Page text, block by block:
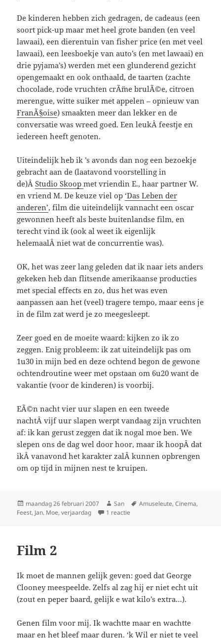
De kinderen hebben zich gedragen, de cadeaus (een
soort pick-up maar met heel grote banden (en veel
lawaai), een dierentuin van fisher price (en met veel
lawaai), een leesboekje van auto’s (en met lawaai) en
drie pyjama’s) werden met een glunderend gezicht
opengemaakt en ook onthaald, de taarten (zachte
chocolade, rode vruchten crÃ¨me brulÃ©e, citroen
merengue, witte suiker met appelen – opnieuw van
FranÃ§oise) smaakten meer dan lekker en de
conversatie was wreed goed. Een leukÂ feestje en
iedereen heeft genoten.
Uiteindelijk heb ik ’s avonds dan nog een bezoekje
gebracht aan de (laatavond voorstelling in
de)ÂStudio Skoopmet vriendin E., haar partner W.
en vriend M. De keuze viel op ‘Das Leben der
anderen’, film die uiteindelijk vannacht een oscar
gewonnen heeft als beste buitenlandse film, en
terecht vind ik (ook al weet ik eigenlijk
helemaalÂ niet wat de concurrentie was).
OK, het was zeer lang geleden dat ik naar iets anders
gekeken heb dan flitsende amerikaanse producties
met special effects en zo, dus het was even
aanpassen aan het (veel) tragere tempo, maar eens je
in de film zat werd je zo meegesleept.
Zeer goed en de moeite waard: kijken zo ik zo
zeggen. Enig probleem: ik zat uiteindelijk pas om
1u30 in mijn bed en deze ochtend begon de gewone
ochtendroutine weer met opstaan om 6u20 want de
vakantie (voor de kinderen) is voorbij.
EÃ©n nacht vier uur slapen en een tweede
nachtÂ vijf uur slapen werpt vandaag zijn vruchten
af: ik kan gerust zeggen dat ik nogal moe ben. We
slepen ons de dag wel door hoor, maar ik hoopÂ dat
ikÂ vanavond het karakter zalÂ kunnen opbrengen
om op tijd in mijnen nest te kruipen.
Geplaatst
op
maandag 26 februari 2007 Auteur
San Tags
Amuseleute,Cinema,
Feest, Jan, Moe,verjaardag 1 reactie
Film 2
Ik moet de mannen gelijk geven: goed dat George
Clooney meespeelde. Zelfs al zag hij er niet echt uit
(zout en peper baard, gelijk e wat kilo’s extra…).
Genen film voor mij. Ik wachtte maar en wachtte
maar en het bleef maar duren. ‘k Wil er niet te veel